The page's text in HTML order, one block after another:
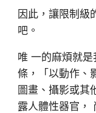
因此，讓限制級
吧。
唯 一的麻煩就
條，「以動作、
圖畫、攝影或其
露人體性器官，